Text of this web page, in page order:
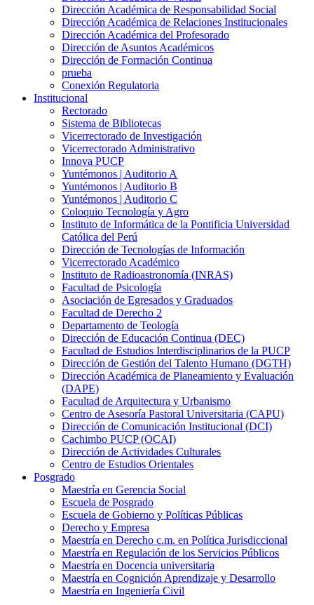
Dirección Académica de Responsabilidad Social
Dirección Académica de Relaciones Institucionales
Dirección Académica del Profesorado
Dirección de Asuntos Académicos
Dirección de Formación Continua
prueba
Conexión Regulatoria
Institucional
Rectorado
Sistema de Bibliotecas
Vicerrectorado de Investigación
Vicerrectorado Administrativo
Innova PUCP
Yuntémonos | Auditorio A
Yuntémonos | Auditorio B
Yuntémonos | Auditorio C
Coloquio Tecnología y Agro
Instituto de Informática de la Pontificia Universidad
Católica del Perú
Dirección de Tecnologías de Información
Vicerrectorado Académico
Instituto de Radioastronomía (INRAS)
Facultad de Psicología
Asociación de Egresados y Graduados
Facultad de Derecho 2
Departamento de Teología
Dirección de Educación Continua (DEC)
Facultad de Estudios Interdisciplinarios de la PUCP
Dirección de Gestión del Talento Humano (DGTH)
Dirección Académica de Planeamiento y Evaluación
(DAPE)
Facultad de Arquitectura y Urbanismo
Centro de Asesoría Pastoral Universitaria (CAPU)
Dirección de Comunicación Institucional (DCI)
Cachimbo PUCP (OCAI)
Dirección de Actividades Culturales
Centro de Estudios Orientales
Posgrado
Maestría en Gerencia Social
Escuela de Posgrado
Escuela de Gobierno y Políticas Públicas
Derecho y Empresa
Maestría en Derecho c.m. en Política Jurisdiccional
Maestría en Regulación de los Servicios Públicos
Maestría en Docencia universitaria
Maestría en Cognición Aprendizaje y Desarrollo
Maestría en Ingeniería Civil